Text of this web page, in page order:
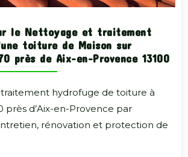
le Nettoyage et traitement
toiture de Maison sur
près de Aix-en-Provence 13100
hydrofuge de toiture à
près d’Aix-en-Provence par
rénovation et protection de